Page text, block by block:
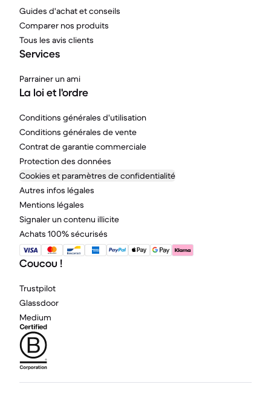
Guides d'achat et conseils
Comparer nos produits
Tous les avis clients
Services
Parrainer un ami
La loi et l'ordre
Conditions générales d'utilisation
Conditions générales de vente
Contrat de garantie commerciale
Protection des données
Cookies et paramètres de confidentialité
Autres infos légales
Mentions légales
Signaler un contenu illicite
Achats 100% sécurisés
Coucou !
Trustpilot
Glassdoor
Medium